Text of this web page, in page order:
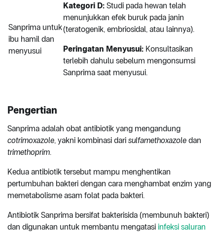
Sanprima untuk
ibu hamil dan
menyusui
Kategori D: Studi pada hewan telah
menunjukkan efek buruk pada janin
(teratogenik, embriosidal, atau lainnya).
Peringatan Menyusui: Konsultasikan
terlebih dahulu sebelum mengonsumsi
Sanprima saat menyusui.
Pengertian
Sanprima adalah obat antibiotik yang mengandung
cotrimoxazole, yakni kombinasi dari sulfamethoxazole dan
trimethoprim.
Kedua antibiotik tersebut mampu menghentikan
pertumbuhan bakteri dengan cara menghambat enzim yang
memetabolisme asam folat pada bakteri.
Antibiotik Sanprima bersifat bakterisida (membunuh bakteri)
dan digunakan untuk membantu mengatasi infeksi saluran